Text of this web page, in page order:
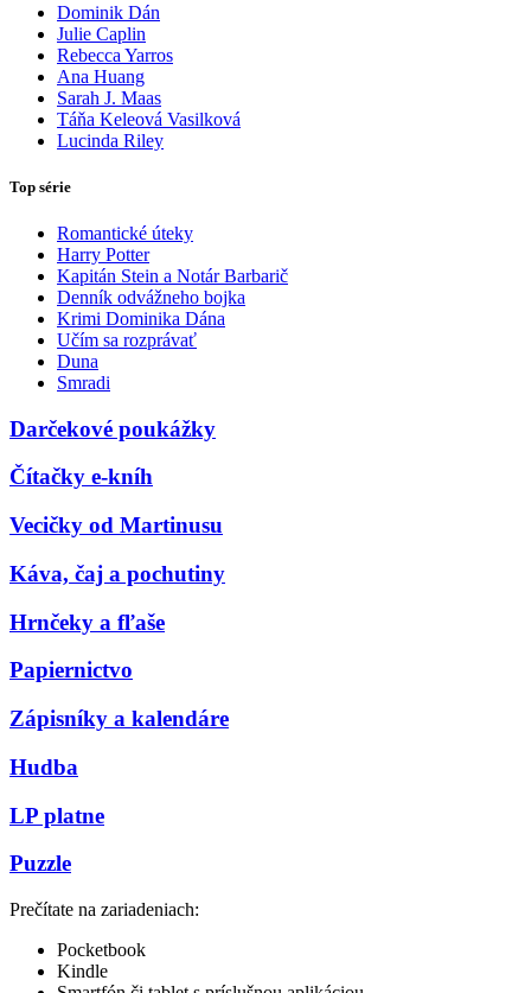
Dominik Dán
Julie Caplin
Rebecca Yarros
Ana Huang
Sarah J. Maas
Táňa Keleová Vasilková
Lucinda Riley
Top série
Romantické úteky
Harry Potter
Kapitán Stein a Notár Barbarič
Denník odvážneho bojka
Krimi Dominika Dána
Učím sa rozprávať
Duna
Smradi
Darčekové poukážky
Čítačky e-kníh
Vecičky od Martinusu
Káva, čaj a pochutiny
Hrnčeky a fľaše
Papiernictvo
Zápisníky a kalendáre
Hudba
LP platne
Puzzle
Prečítate na zariadeniach:
Pocketbook
Kindle